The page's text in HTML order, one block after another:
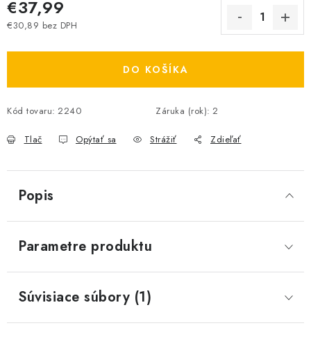
€37,99
€30,89 bez DPH
DO KOŠÍKA
Kód tovaru: 2240 Záruka (rok): 2
Tlač Opýtať sa Strážiť Zdieľať
Popis
Parametre produktu
Súvisiace súbory (1)